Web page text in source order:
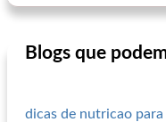
Blogs que
dicas de nutricao